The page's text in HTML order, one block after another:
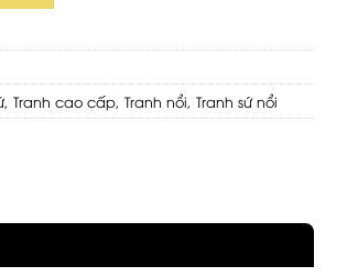
, Tranh cao cấp, Tranh nổi, Tranh sứ nổi